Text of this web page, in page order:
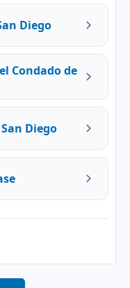
Diego
Condado de
Diego